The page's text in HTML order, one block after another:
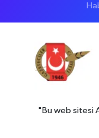
"Bu web sitesi